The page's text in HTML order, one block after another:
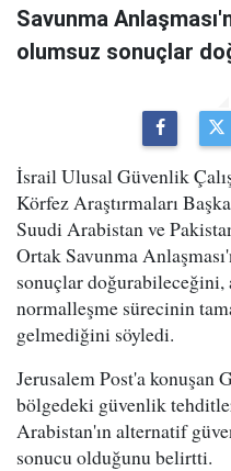
Savunma
olumsuz sonuçlar
İsrail Ulusal Güvenlik
Körfez Araştırmaları
Suudi Arabistan ve
Ortak Savunma
sonuçlar doğurabileceğini,
normalleşme sürecinin
gelmediğini söyledi.
Jerusalem Post'a konuşan
bölgedeki güvenlik
Arabistan'ın alternatif
sonucu olduğunu belirtti.